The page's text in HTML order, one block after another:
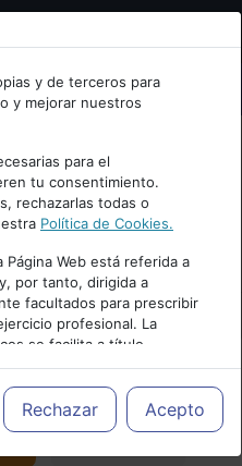
Cancelar
y de terceros para
y mejorar nuestros
para el
tu consentimiento.
rechazarlas todas o
Política de Cookies.
Página Web está referida a
por tanto, dirigida a
facultados para prescribir
profesional. La
se facilita a título
de los
medicamentos y decidir, en
más adecuado a las
Rechazar Acepto
|Psiquiatría